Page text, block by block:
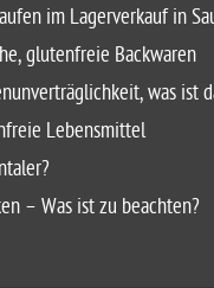
im Lagerverkauf in
glutenfreie Backwaren
was ist
Lebensmittel
– Was ist zu beachten?